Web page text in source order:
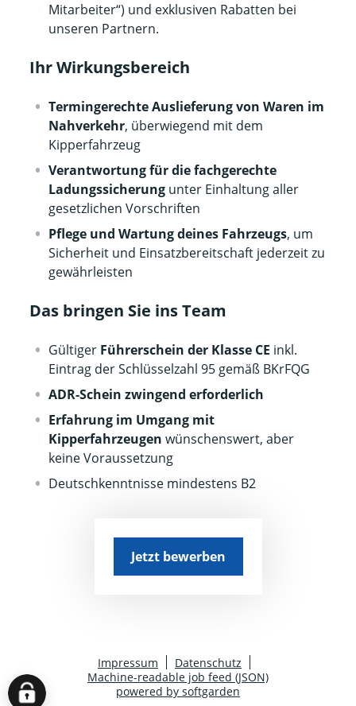
Mitarbeiter“) und exklusiven Rabatten bei
unseren Partnern.
Ihr Wirkungsbereich
Termingerechte Auslieferung von Waren im
Nahverkehr, überwiegend mit dem
Kipperfahrzeug
Verantwortung für die fachgerechte
Ladungssicherung unter Einhaltung aller
gesetzlichen Vorschriften
Pflege und Wartung deines Fahrzeugs, um
Sicherheit und Einsatzbereitschaft jederzeit zu
gewährleisten
Das bringen Sie ins Team
Gültiger Führerschein der Klasse CE inkl.
Eintrag der Schlüsselzahl 95 gemäß BKrFQG
ADR-Schein zwingend erforderlich
Erfahrung im Umgang mit
Kipperfahrzeugen wünschenswert, aber
keine Voraussetzung
Deutschkenntnisse mindestens B2
Jetzt bewerben
Impressum
Datenschutz
Machine-readable job feed (JSON)
powered by softgarden